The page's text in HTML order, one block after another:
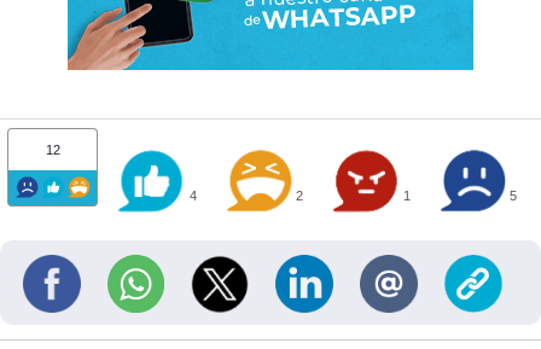
12
4 2 1 5